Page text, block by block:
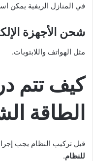
في المنازل الريفية يمكن
شحن الأجهزة
مثل الهواتف واللابتوبات.
كيف تتم
الطاقة
قبل تركيب النظام يجب
للنظام.